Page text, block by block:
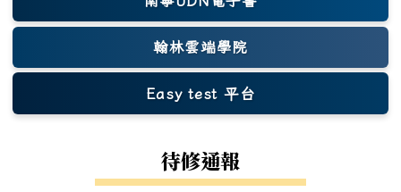
翰林雲端學院
Easy test 平台
(另開新視窗)
待修通報